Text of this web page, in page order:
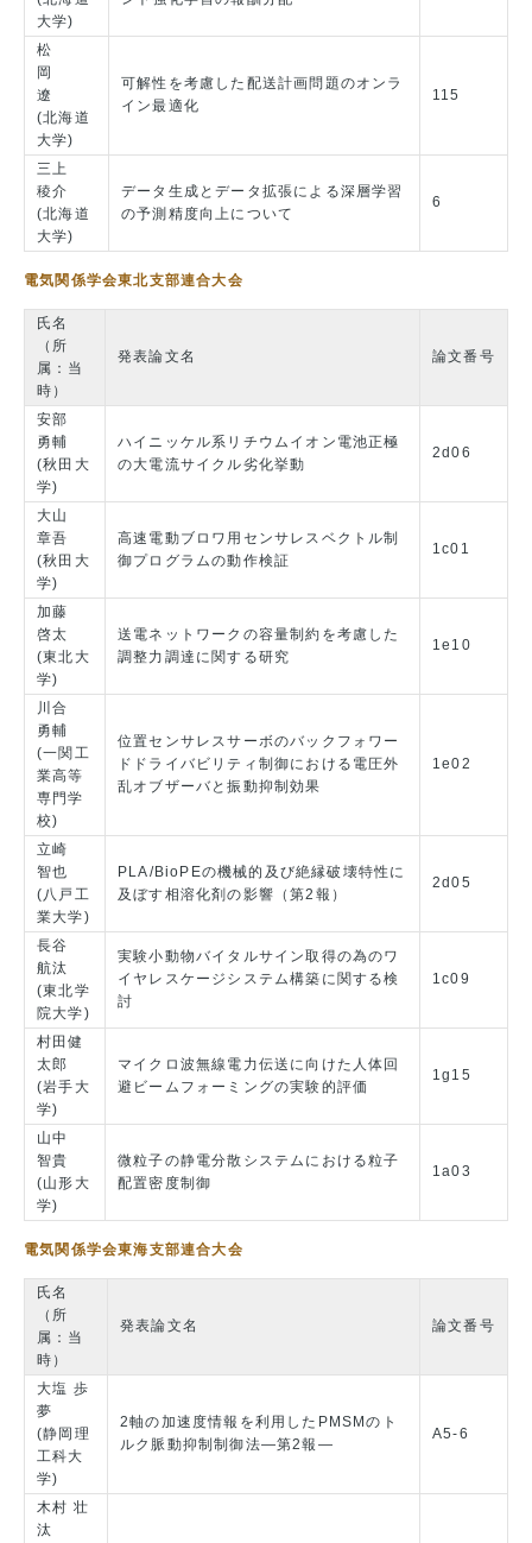
大学)
松
岡
遼
(北海道
大学)
可解性を考慮した配送計画問題のオンラ
イン最適化
115
三上
稜介
(北海道
大学)
データ生成とデータ拡張による深層学習
の予測精度向上について
6
電気関係学会東北支部連合大会
氏名
（所
属：当
時）
発表論文名 論文番号
安部
勇輔
(秋田大
学)
ハイニッケル系リチウムイオン電池正極
の大電流サイクル劣化挙動
2d06
大山
章吾
(秋田大
学)
高速電動ブロワ用センサレスベクトル制
御プログラムの動作検証
1c01
加藤
啓太
(東北大
学)
送電ネットワークの容量制約を考慮した
調整力調達に関する研究
1e10
川合
勇輔
(一関工
業高等
専門学
校)
位置センサレスサーボのバックフォワー
ドドライバビリティ制御における電圧外
乱オブザーバと振動抑制効果
1e02
立崎
智也
(八戸工
業大学)
PLA/BioPEの機械的及び絶縁破壊特性に
及ぼす相溶化剤の影響（第2報）
2d05
長谷
航汰
(東北学
院大学)
実験小動物バイタルサイン取得の為のワ
イヤレスケージシステム構築に関する検
討
1c09
村田健
太郎
(岩手大
学)
マイクロ波無線電力伝送に向けた人体回
避ビームフォーミングの実験的評価
1g15
山中
智貴
(山形大
学)
微粒子の静電分散システムにおける粒子
配置密度制御
1a03
電気関係学会東海支部連合大会
氏名
（所
属：当
時）
発表論文名 論文番号
大塩 歩
夢
(静岡理
工科大
学)
2軸の加速度情報を利用したPMSMのト
ルク脈動抑制制御法―第2報―
A5-6
木村 壮
汰